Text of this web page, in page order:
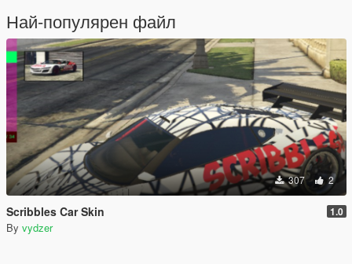
Най-популярен файл
307 2
Scribbles Car Skin 1.0
By vydzer